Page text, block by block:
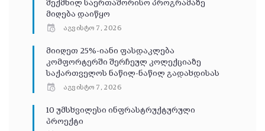
შექმნილ საერთაშორისო პროგრამაზე
მიღება დაიწყო
აგვისტო 7, 2026
მიიღეთ 25%-იანი ფასდაკლება
კომფორტერში შერჩეულ კოლექციაზე
საქართველოს ნაწილ-ნაწილ გადახდისას
აგვისტო 7, 2026
10 უმსხვილესი ინფრასტრუქტურული
პროექტი